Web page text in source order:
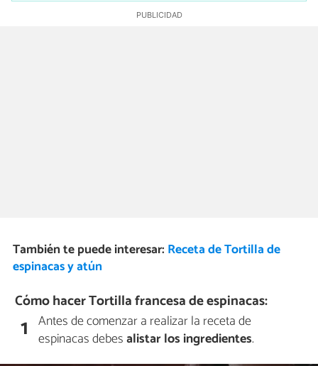
También te puede interesar: Receta de Tortilla de
espinacas y atún
Cómo hacer Tortilla francesa de espinacas:
1 Antes de comenzar a realizar la receta de
espinacas debesalistar los ingredientes.